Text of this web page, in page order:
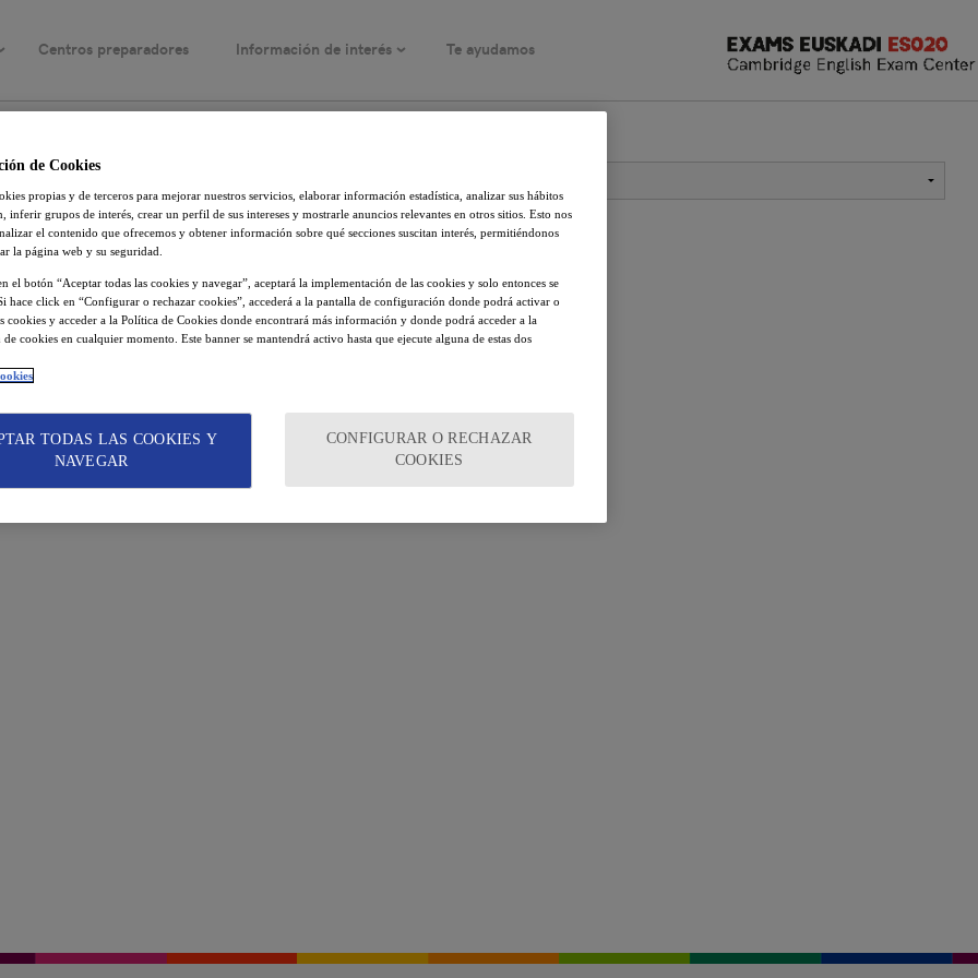
Intermedio Avanzado IELTS Linguaskill
Centros preparadores Información de interés
Convocatorias Resultados FAQ
Te ayudamos
Contacta para + info Fechas y precios
de Cookies
propias y de terceros para mejorar nuestros servicios, elaborar información estadística, analizar sus hábitos
inferir grupos de interés, crear un perfil de sus intereses y mostrarle anuncios relevantes en otros sitios. Esto nos
el contenido que ofrecemos y obtener información sobre qué secciones suscitan interés, permitiéndonos
la página web y su seguridad.
el botón “Aceptar todas las cookies y navegar”, aceptará la implementación de las cookies y solo entonces se
hace click en “Configurar o rechazar cookies”, accederá a la pantalla de configuración donde podrá activar o
cookies y acceder a la Política de Cookies donde encontrará más información y donde podrá acceder a la
cookies en cualquier momento. Este banner se mantendrá activo hasta que ejecute alguna de estas dos
CONFIGURAR O RECHAZAR
COOKIES
TODAS LAS COOKIES Y
NAVEGAR